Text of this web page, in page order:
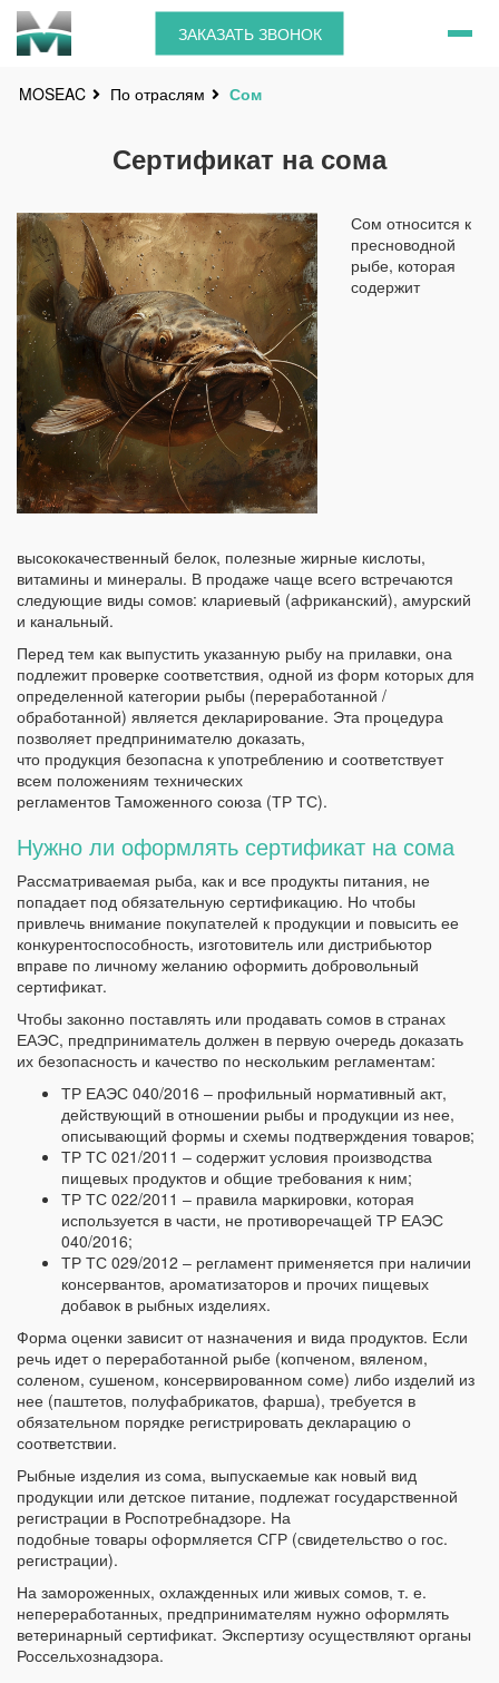
ЗАКАЗАТЬ ЗВОНОК
MOSEAC По отраслям Сом
Сертификат на сома
Сом относится к
пресноводной
рыбе, которая
содержит
высококачественный белок, полезные жирные кислоты,
витамины и минералы. В продаже чаще всего встречаются
следующие виды сомов: клариевый (африканский), амурский
и канальный.
Перед тем как выпустить указанную рыбу на прилавки, она
подлежит проверке соответствия, одной из форм которых для
определенной категории рыбы (переработанной /
обработанной) является декларирование. Эта процедура
позволяет предпринимателю доказать,
что продукция безопасна к употреблению и соответствует
всем положениям технических
регламентов Таможенного союза (ТР ТС).
Нужно ли оформлять сертификат на сома
Рассматриваемая рыба, как и все продукты питания, не
попадает под обязательную сертификацию. Но чтобы
привлечь внимание покупателей к продукции и повысить ее
конкурентоспособность, изготовитель или дистрибьютор
вправе по личному желанию оформить добровольный
сертификат.
Чтобы законно поставлять или продавать сомов в странах
ЕАЭС, предприниматель должен в первую очередь доказать
их безопасность и качество по нескольким регламентам:
ТР ЕАЭС 040/2016 ‒ профильный нормативный акт,
действующий в отношении рыбы и продукции из нее,
описывающий формы и схемы подтверждения товаров;
ТР ТС 021/2011 ‒ содержит условия производства
пищевых продуктов и общие требования к ним;
ТР ТС 022/2011 ‒ правила маркировки, которая
используется в части, не противоречащей ТР ЕАЭС
040/2016;
ТР ТС 029/2012 ‒ регламент применяется при наличии
консервантов, ароматизаторов и прочих пищевых
добавок в рыбных изделиях.
Форма оценки зависит от назначения и вида продуктов. Если
речь идет о переработанной рыбе (копченом, вяленом,
соленом, сушеном, консервированном соме) либо изделий из
нее (паштетов, полуфабрикатов, фарша), требуется в
обязательном порядке регистрировать декларацию о
соответствии.
Рыбные изделия из сома, выпускаемые как новый вид
продукции или детское питание, подлежат государственной
регистрации в Роспотребнадзоре. На
подобные товары оформляется СГР (свидетельство о гос.
регистрации).
На замороженных, охлажденных или живых сомов, т. е.
непереработанных, предпринимателям нужно оформлять
ветеринарный сертификат. Экспертизу осуществляют органы
Россельхознадзора.